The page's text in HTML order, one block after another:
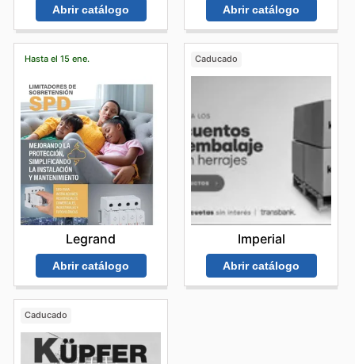
Abrir catálogo Abrir catálogo
Hasta el 15 ene.
Legrand
Abrir catálogo
Caducado
Imperial
Abrir catálogo
Caducado